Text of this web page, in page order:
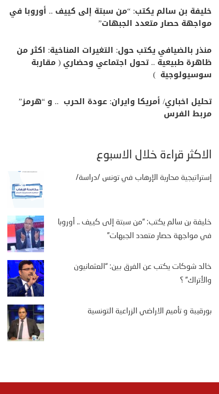
خليفة بن سالم يكتب: “من سبتة إلى كييف .. أوروبا في
مواجهة حصار متعدد الجبهات”
منذر بالضيافي يكتب حول: التغيرات المناخية: اكثر من
ظاهرة طبيعية .. تحول اجتماعي وحضاري ( مقاربة
سوسيولوجية )
تحليل اخباري/ أمريكا وايران: عودة الحرب .. و “هرمز”
مربط الفرس
الأكثر قراءة خلال الأسبوع
إستراتيجية محاربة الإرهاب في تونس /دراسة/
خليفة بن سالم يكتب: “من سبتة إلى كييف .. أوروبا
في مواجهة حصار متعدد الجبهات”
خالد شوكات يكتب عن الفرق بين: “العثمانيون
والأتراك” ؟
بورقيبة و تأميم الاراضي الزراعية التونسية